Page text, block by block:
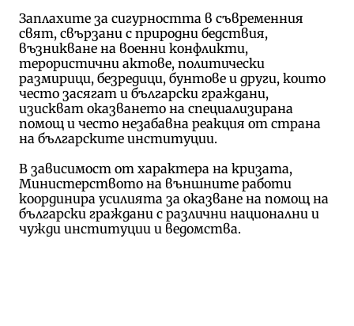
Заплахите за сигурността в съвременния
свят, свързани с природни бедствия,
възникване на военни конфликти,
терористични актове, политически
размирици, безредици, бунтове и други, които
често засягат и български граждани,
изискват оказването на специализирана
помощ и често незабавна реакция от страна
на българските институции.
В зависимост от характера на кризата,
Министерството на външните работи
координира усилията за оказване на помощ на
български граждани с различни национални и
чужди институции и ведомства.